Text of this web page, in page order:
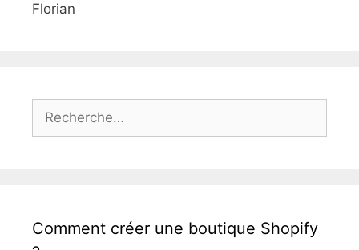
Florian
Rechercher :
Comment créer une boutique Shopify